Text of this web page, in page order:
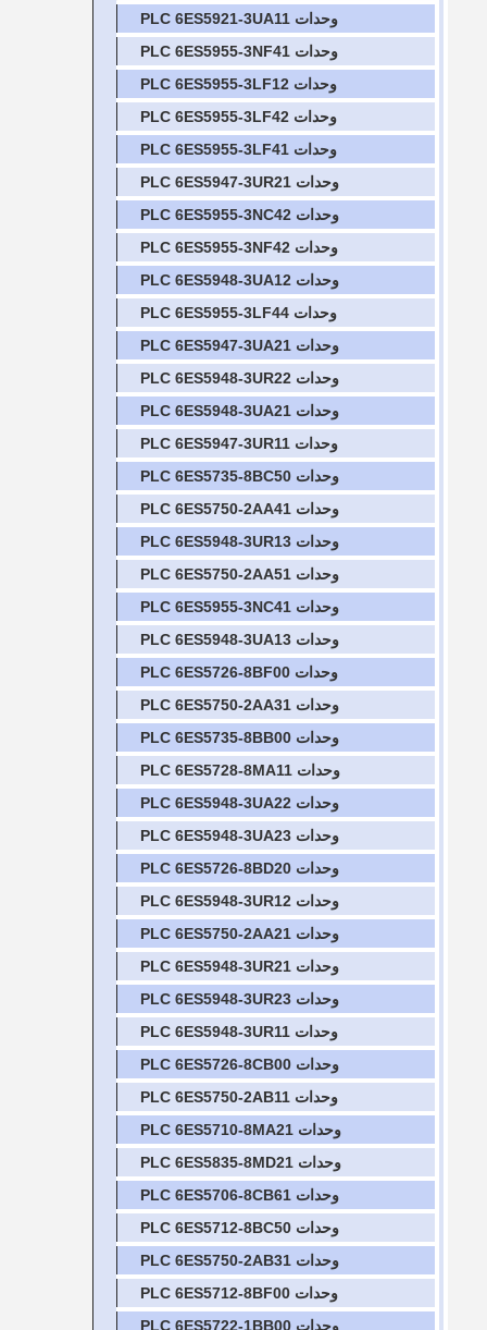
وحدات PLC 6ES5921-3UA11
وحدات PLC 6ES5955-3NF41
وحدات PLC 6ES5955-3LF12
وحدات PLC 6ES5955-3LF42
وحدات PLC 6ES5955-3LF41
وحدات PLC 6ES5947-3UR21
وحدات PLC 6ES5955-3NC42
وحدات PLC 6ES5955-3NF42
وحدات PLC 6ES5948-3UA12
وحدات PLC 6ES5955-3LF44
وحدات PLC 6ES5947-3UA21
وحدات PLC 6ES5948-3UR22
وحدات PLC 6ES5948-3UA21
وحدات PLC 6ES5947-3UR11
وحدات PLC 6ES5735-8BC50
وحدات PLC 6ES5750-2AA41
وحدات PLC 6ES5948-3UR13
وحدات PLC 6ES5750-2AA51
وحدات PLC 6ES5955-3NC41
وحدات PLC 6ES5948-3UA13
وحدات PLC 6ES5726-8BF00
وحدات PLC 6ES5750-2AA31
وحدات PLC 6ES5735-8BB00
وحدات PLC 6ES5728-8MA11
وحدات PLC 6ES5948-3UA22
وحدات PLC 6ES5948-3UA23
وحدات PLC 6ES5726-8BD20
وحدات PLC 6ES5948-3UR12
وحدات PLC 6ES5750-2AA21
وحدات PLC 6ES5948-3UR21
وحدات PLC 6ES5948-3UR23
وحدات PLC 6ES5948-3UR11
وحدات PLC 6ES5726-8CB00
وحدات PLC 6ES5750-2AB11
وحدات PLC 6ES5710-8MA21
وحدات PLC 6ES5835-8MD21
وحدات PLC 6ES5706-8CB61
وحدات PLC 6ES5712-8BC50
وحدات PLC 6ES5750-2AB31
وحدات PLC 6ES5712-8BF00
وحدات PLC 6ES5722-1BB00